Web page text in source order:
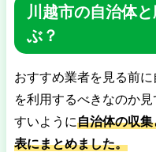
川越市の自治体
ぶ？
おすすめ業者を見る前
を利用するべきなのか
すいように自治体の収
表にまとめました。